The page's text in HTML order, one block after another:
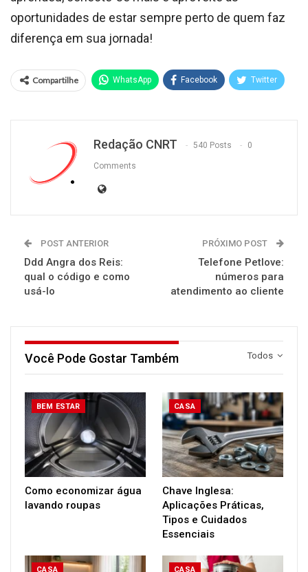
oportunidades de estar sempre perto de quem faz
diferença em sua jornada!
Compartilhe WhatsApp Facebook Twitter
Redação CNRT 540 Posts 0
Comments
POST ANTERIOR
Ddd Angra dos Reis:
qual o código e como
usá-lo
PRÓXIMO POST
Telefone Petlove:
números para
atendimento ao cliente
Todos
Você Pode Gostar Também
BEM ESTAR
Como economizar água
lavando roupas
CASA
Chave Inglesa:
Aplicações Práticas,
Tipos e Cuidados
Essenciais
CASA CASA